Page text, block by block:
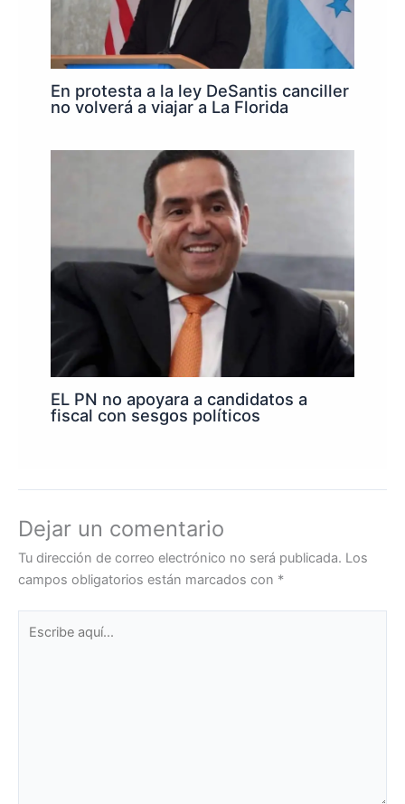
En protesta a la ley DeSantis canciller
no volverá a viajar a La Florida
EL PN no apoyara a candidatos a
fiscal con sesgos políticos
Dejar un comentario
Tu dirección de correo electrónico no será publicada. Los
campos obligatorios están marcados con *
aquí...